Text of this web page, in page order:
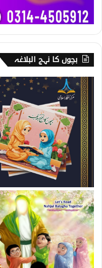
بچوں کا نہج البلاغہ